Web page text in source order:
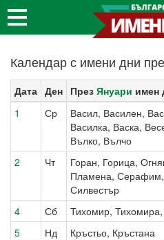
Календар с имени дни
Дата Ден През Януари имен
1
Ср
Васил, Василен,
Василка, Васка,
Вълко, Вълчо
2
Чт
Горан, Горица,
Пламена,
Силвестър
4
Сб
Тихомир,
5
Нд
Кръстьо, Кръстана